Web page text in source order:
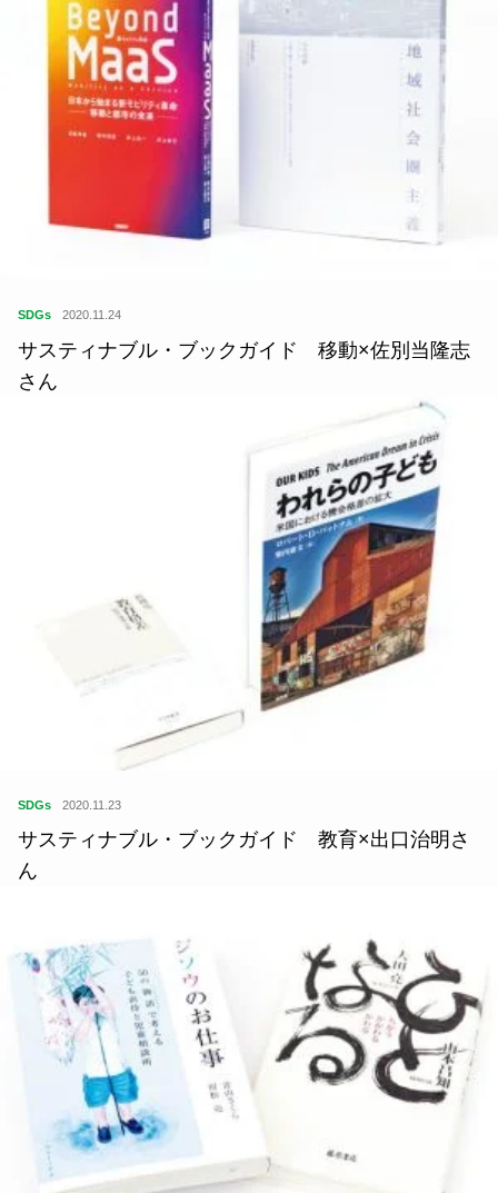
SDGs 2020.11.24
サスティナブル・ブックガイド 移動×佐別当隆志
さん
SDGs 2020.11.23
サスティナブル・ブックガイド 教育×出口治明さ
ん